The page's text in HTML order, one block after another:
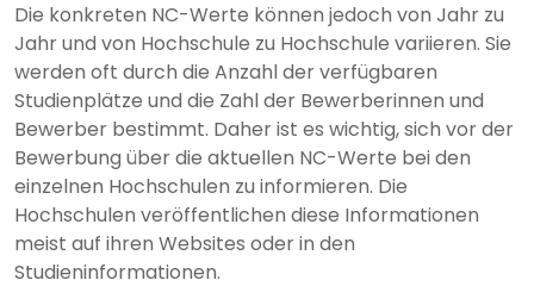
Die konkreten NC-Werte können jedoch von Jahr zu
Jahr und von Hochschule zu Hochschule variieren. Sie
werden oft durch die Anzahl der verfügbaren
Studienplätze und die Zahl der Bewerberinnen und
Bewerber bestimmt. Daher ist es wichtig, sich vor der
Bewerbung über die aktuellen NC-Werte bei den
einzelnen Hochschulen zu informieren. Die
Hochschulen veröffentlichen diese Informationen
meist auf ihren Websites oder in den
Studieninformationen.